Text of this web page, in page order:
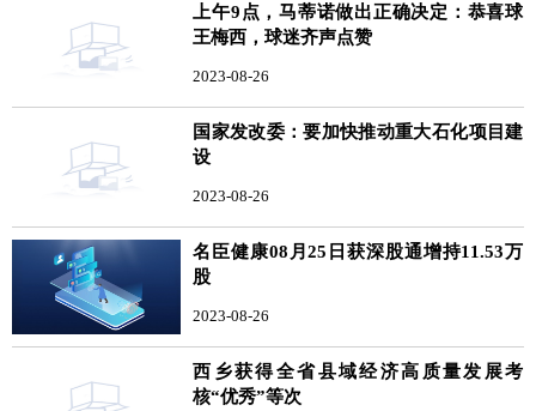
上午9点，马蒂诺做出正确决定：恭喜球
王梅西，球迷齐声点赞
2023-08-26
国家发改委：要加快推动重大石化项目建
设
2023-08-26
名臣健康08月25日获深股通增持11.53万
股
2023-08-26
西乡获得全省县域经济高质量发展考
核“优秀”等次